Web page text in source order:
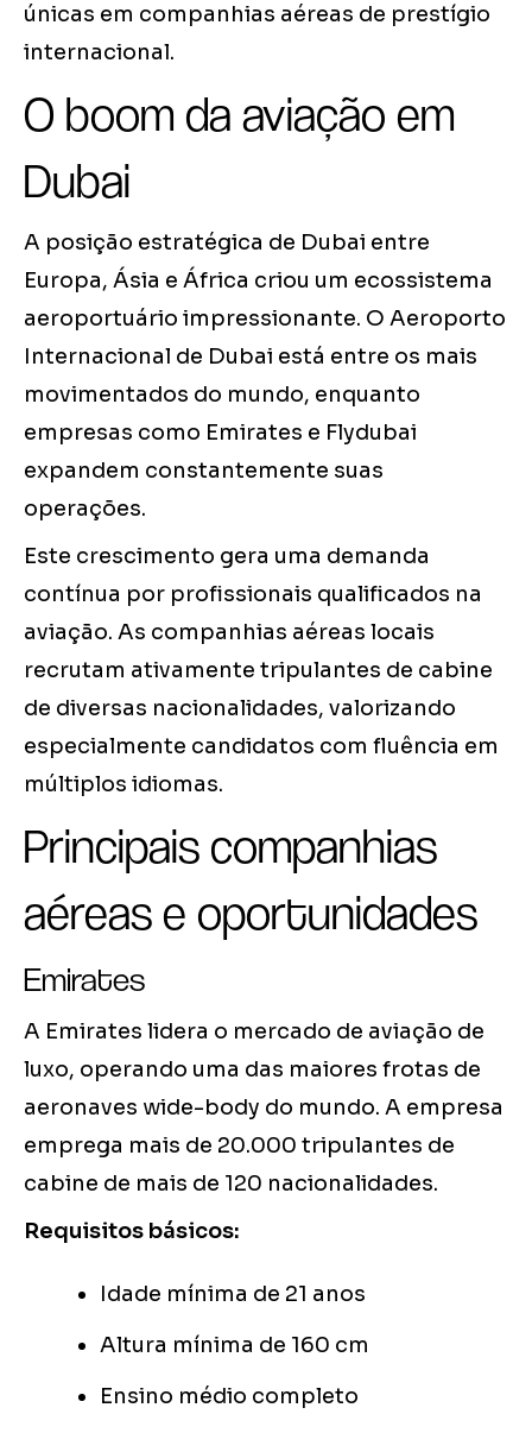
únicas em companhias aéreas de prestígio
internacional.
O boom da aviação em
Dubai
A posição estratégica de Dubai entre
Europa, Ásia e África criou um ecossistema
aeroportuário impressionante. O Aeroporto
Internacional de Dubai está entre os mais
movimentados do mundo, enquanto
empresas como Emirates e Flydubai
expandem constantemente suas
operações.
Este crescimento gera uma demanda
contínua por profissionais qualificados na
aviação. As companhias aéreas locais
recrutam ativamente tripulantes de cabine
de diversas nacionalidades, valorizando
especialmente candidatos com fluência em
múltiplos idiomas.
Principais companhias
aéreas e oportunidades
Emirates
A Emirates lidera o mercado de aviação de
luxo, operando uma das maiores frotas de
aeronaves wide-body do mundo. A empresa
emprega mais de 20.000 tripulantes de
cabine de mais de 120 nacionalidades.
Requisitos básicos:
Idade mínima de 21 anos
Altura mínima de 160 cm
Ensino médio completo